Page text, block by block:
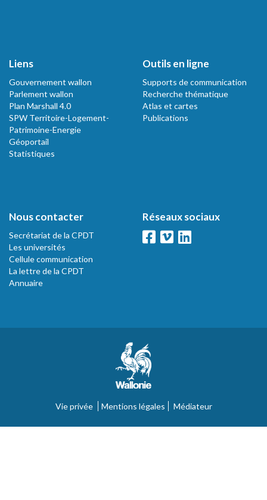
Liens
Gouvernement wallon
Parlement wallon
Plan Marshall 4.0
SPW Territoire-Logement-
Patrimoine-Energie
Géoportail
Statistiques
Outils en ligne
Supports de communication
Recherche thématique
Atlas et cartes
Publications
Nous contacter
Secrétariat de la CPDT
Les universités
Cellule communication
La lettre de la CPDT
Annuaire
Réseaux sociaux
Vie privée Mentions légales Médiateur